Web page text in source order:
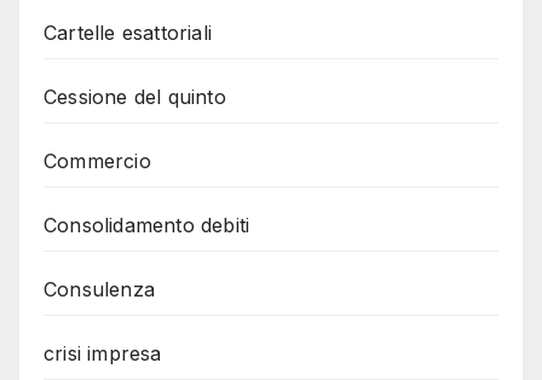
Cartelle esattoriali
Cessione del quinto
Commercio
Consolidamento debiti
Consulenza
crisi impresa